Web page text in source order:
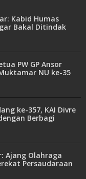
Kabid Humas
Bakal Ditindak
PW GP Ansor
NU ke-35
ke-357, KAI Divre
Berbagi
Ajang Olahraga
Persaudaraan